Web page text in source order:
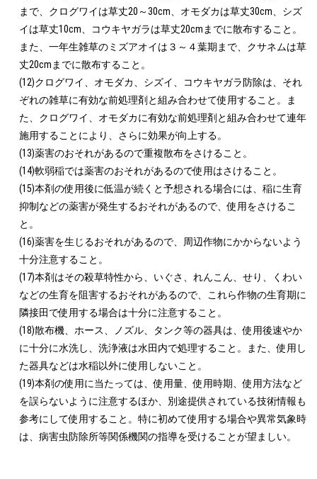
まで、クログワイは草丈20～30cm、オモダカは草丈30cm、シズ
イは草丈10cm、コウキヤガラは草丈20cmまでに散布すること。
また、一年生雑草のミズアオイは３～４葉期まで、クサネムは草
丈20cmまでに散布すること。
(12)クログワイ、オモダカ、シズイ、コウキヤガラ防除は、それ
ぞれの雑草に有効な前処理剤と組み合わせて使用すること。ま
た、クログワイ、オモダカに有効な前処理剤と組み合わせて連年
施用することにより、さらに効果が向上する。
(13)薬害のおそれがあるので重複散布をさけること。
(14)軟弱稲では薬害のおそれがあるので使用はさけること。
(15)本剤の使用後に低温が続くと予想される場合には、稲に生育
抑制などの薬害が発生するおそれがあるので、使用をさけるこ
と。
(16)薬害を生じるおそれがあるので、周辺作物にかからないよう
十分注意すること。
(17)本剤はその殺草特性から、いぐさ、れんこん、せり、くわい
などの生育を阻害するおそれがあるので、これら作物の生育期に
隣接田で使用する場合は十分に注意すること。
(18)散布機、ホース、ノズル、タンク等の器具は、使用後速やか
に十分に水洗し、洗浄液は水田内で処理すること。また、使用し
た器具などは水稲以外に使用しないこと。
(19)本剤の使用に当たっては、使用量、使用時期、使用方法など
を誤らないように注意するほか、別途提供されている技術情報も
参考にして使用すること。特に初めて使用する場合や異常気象時
は、病害虫防除所等関係機関の指導を受けることが望ましい。